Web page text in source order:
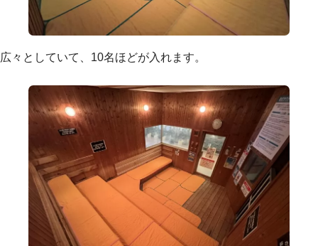
広々としていて、10名ほどが入れます。